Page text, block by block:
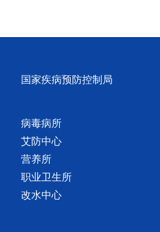
国家疾病预防控制局
病毒病所
艾防中心
营养所
职业卫生所
改水中心